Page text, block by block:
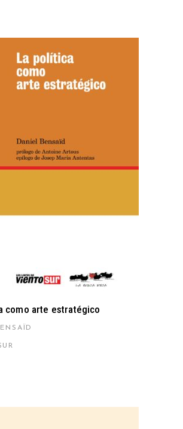
AL CARRITO
como arte estratégico